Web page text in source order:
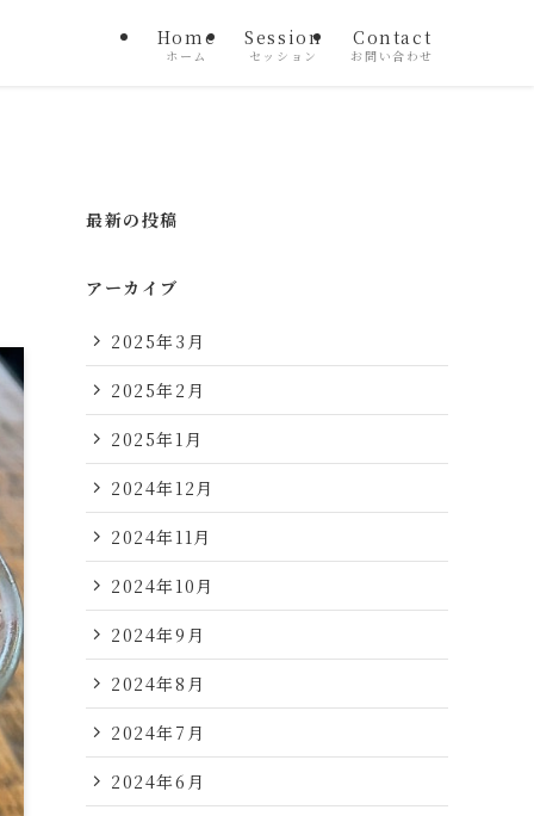
Home
ホーム
Session
セッション
Contact
お問い合わせ
最新の投稿
アーカイブ
2025年3月
2025年2月
2025年1月
2024年12月
2024年11月
2024年10月
2024年9月
2024年8月
2024年7月
2024年6月